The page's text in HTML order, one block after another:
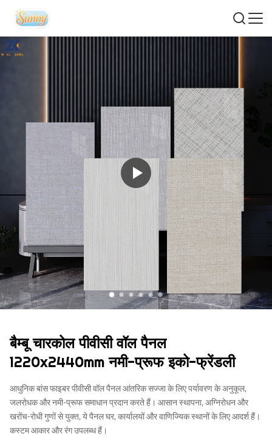
बैम्बू चारकोल पीवीसी वॉल पैनल
1220x2440mm नमी-प्रूफ इको-फ्रेंडली
आधुनिक बांस फाइबर पीवीसी वॉल पैनल आंतरिक सज्जा के लिए पर्यावरण के अनुकूल,
जलरोधक और नमी-प्रूफ समाधान प्रदान करते हैं। आसान स्थापना, अग्निरोधन और
खरोंच-रोधी गुणों से युक्त, ये पैनल घर, कार्यालयों और वाणिज्यिक स्थानों के लिए आदर्श हैं।
कस्टम आकार और रंग उपलब्ध हैं।